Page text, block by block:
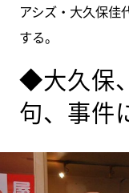
アシズ・大久保佳
する。
◆大久保
句、事件